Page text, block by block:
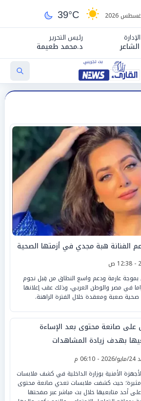
39°C
رئيس التحرير
د.محمد طعيمة
الفنانة هبة مجدي في أزمتها الصحية
عارمة ودعم واسع النطاق من قِبل نجوم
في مصر والوطن العربي، وذلك عقب إعلانها
صعبة ومعقدة خلال الفترة الراهنة.
على صانعة محتوى بعد الإساءة
بهدف زيادة المشاهدات
م
الأمنية بوزارة الداخلية في كشف ملابسات
حيث كشفت ملابسات تعدي صانعة محتوى
أحد متابعيها خلال بث مباشر عبر صفحتها